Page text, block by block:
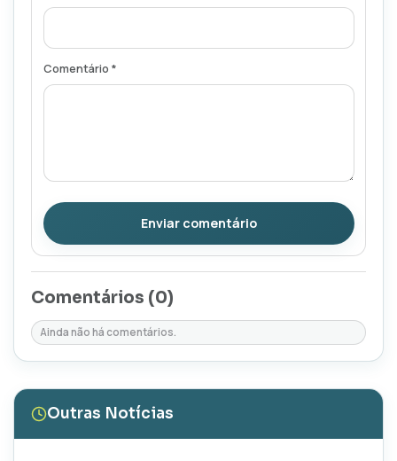
Comentário *
Enviar comentário
Comentários (0)
Ainda não há comentários.
Outras Notícias